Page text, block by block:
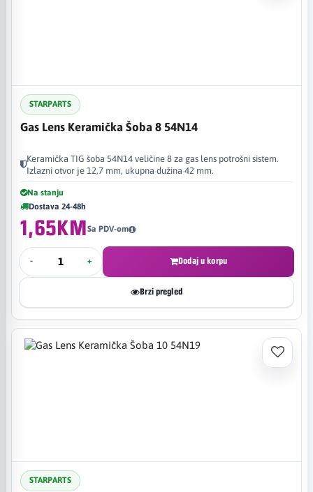
STARPARTS
Gas Lens Keramička Šoba 8 54N14
Keramička TIG šoba 54N14 veličine 8 za gas lens potrošni sistem.
Izlazni otvor je 12,7 mm, ukupna dužina 42 mm.
Na stanju
Dostava 24-48h
1,65KMSa PDV-om
- + Dodaj u korpu
Brzi pregled
STARPARTS